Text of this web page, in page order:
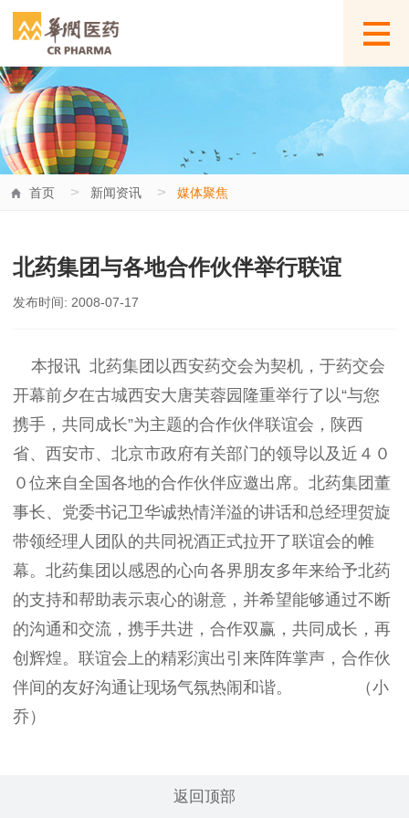
首页 > 新闻资讯 > 媒体聚焦
北药集团与各地合作伙伴举行联谊
发布时间: 2008-07-17
本报讯 北药集团以西安药交会为契机，于药交会
开幕前夕在古城西安大唐芙蓉园隆重举行了以“与您
携手，共同成长”为主题的合作伙伴联谊会，陕西
省、西安市、北京市政府有关部门的领导以及近４０
０位来自全国各地的合作伙伴应邀出席。北药集团董
事长、党委书记卫华诚热情洋溢的讲话和总经理贺旋
带领经理人团队的共同祝酒正式拉开了联谊会的帷
幕。北药集团以感恩的心向各界朋友多年来给予北药
的支持和帮助表示衷心的谢意，并希望能够通过不断
的沟通和交流，携手共进，合作双赢，共同成长，再
创辉煌。联谊会上的精彩演出引来阵阵掌声，合作伙
伴间的友好沟通让现场气氛热闹和谐。 （小
乔）
返回顶部